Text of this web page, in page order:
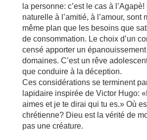
la personne: c’est le cas à l’Agapè!
naturelle à l’amitié, à l’amour, sont
même plan que les besoins que
de consommation. Le choix d’un
censé apporter un
domaines. C’est un rêve
que conduire à la déception.
Ces considérations se terminent
lapidaire inspirée de Victor Hugo:
aimes et je te dirai qui tu es.» Où
chrétienne? Dieu est la vérité de
pas une créature.